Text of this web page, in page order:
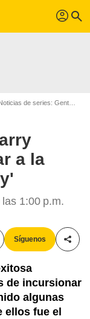
profil search
de series: Gente
a la
1:00 p.m.
Síguenos
de incursionar
algunas
ellos fue el